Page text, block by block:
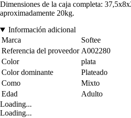
Dimensiones de la caja completa:
aproximadamente 20kg.
Información adicional
Marca
Softee
Referencia del proveedor A002280
Color
plata
Color dominante
Plateado
Como
Mixto
Edad
Adulto
Loading...
Loading...